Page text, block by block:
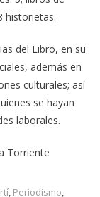
historietas.
del Libro, en su
además en
culturales; así
se hayan
laborales.
Torriente
, Periodismo,